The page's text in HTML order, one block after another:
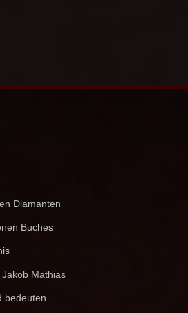
Diamanten
Buches
Mathias
bedeuten